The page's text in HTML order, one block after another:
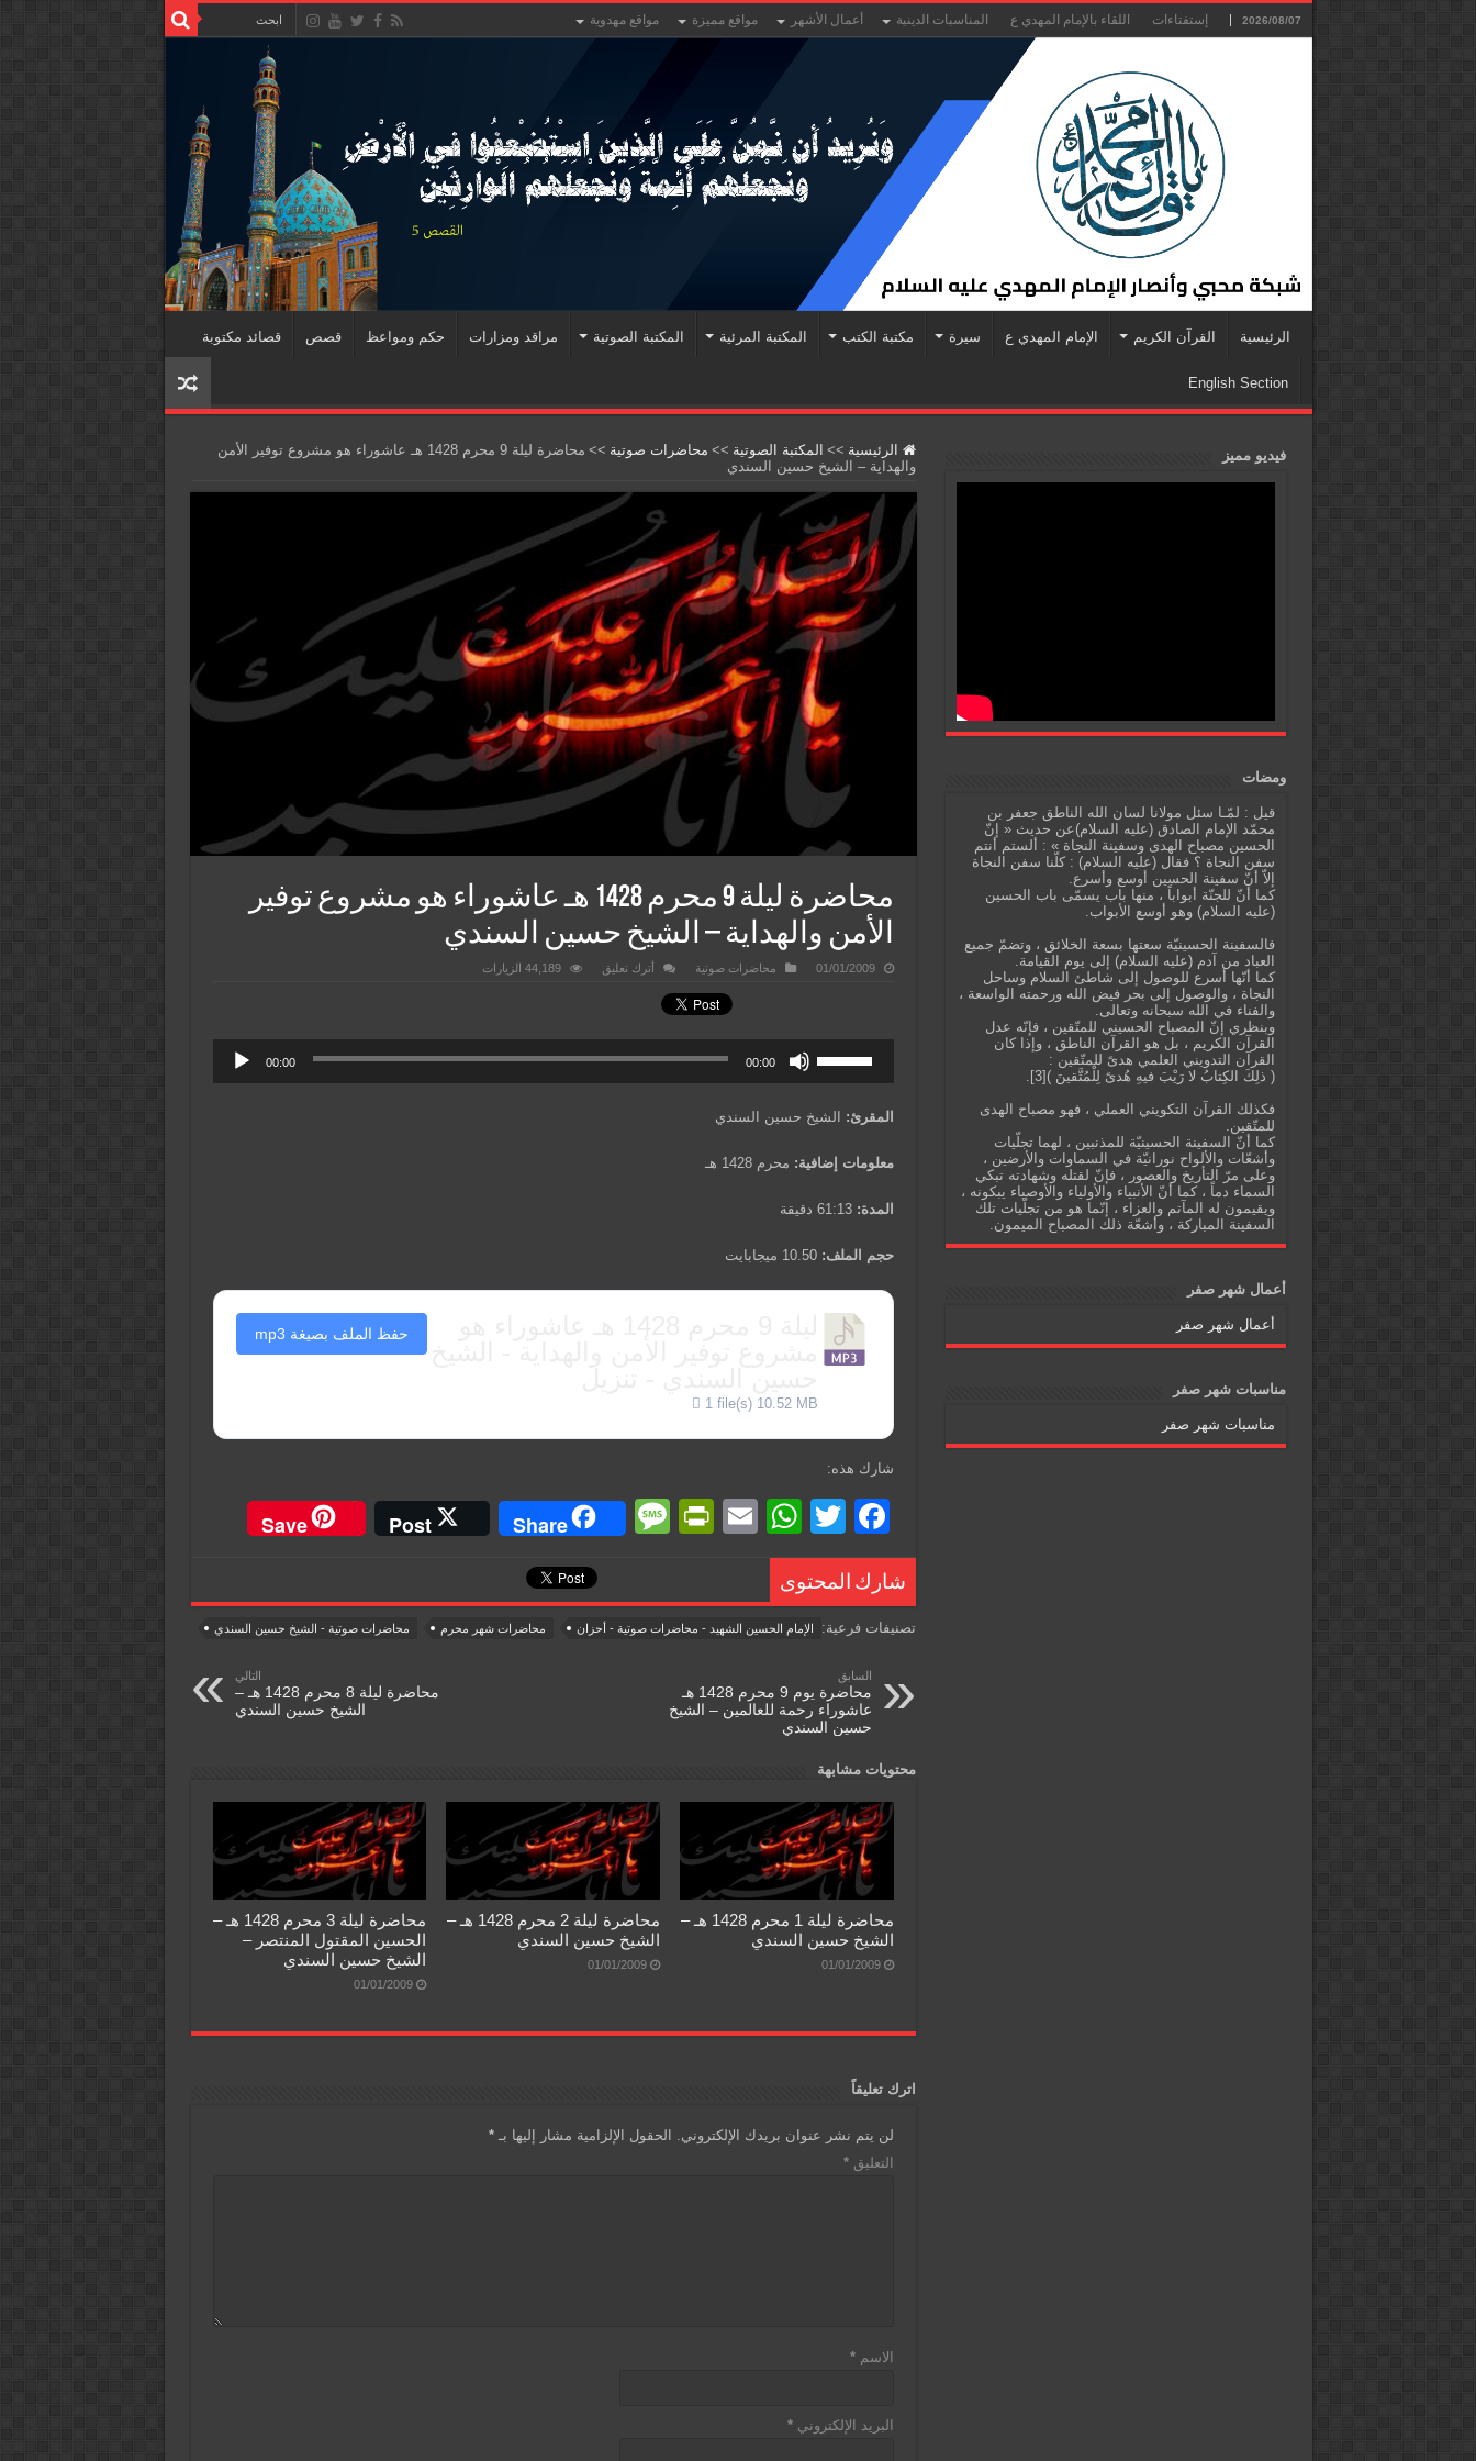
2026/08/07 إستفتاءات اللقاء بالإمام المهدي ع المناسبات الدينية أعمال الأشهر مواقع مميزة مواقع مهدوية
الرئيسية القرآن الكريم الإمام المهدي ع سيرة مكتبة الكتب المكتبة المرئية المكتبة الصوتية مراقد ومزارات حكم ومواعظ قصص قصائد مكتوبة
English Section
الرئيسية >> المكتبة الصوتية >> محاضرات صوتية >>
محاضرة ليلة 9 محرم 1428 هـ عاشوراء هو مشروع توفير الأمن
والهداية – الشيخ حسين السندي
محاضرة ليلة 9 محرم 1428 هـ عاشوراء هو مشروع توفير
الأمن والهداية – الشيخ حسين السندي
01/01/2009 محاضرات صوتية أترك تعليق 44,189 الزيارات
00:00 00:00
المقرئ: الشيخ حسين السندي
معلومات إضافية: محرم 1428 هـ
المدة: 61:13 دقيقة
حجم الملف: 10.50 ميجابايت
1 file(s) 10.52 MB
حفظ الملف بصيغة mp3
شارك هذه:
F
a
c
e
o
o
k
T
wi
tt
er
W
s
p
p
E
Pr
ri
dl
M
a
Share
Post
Save
شارك المحتوى
تصنيفات فرعية: الإمام الحسين الشهيد - محاضرات صوتية - أحزان محاضرات شهر محرم محاضرات صوتية - الشيخ حسين السندي
السابق
محاضرة يوم 9 محرم 1428 هـ
عاشوراء رحمة للعالمين – الشيخ
حسين السندي
التالي
محاضرة ليلة 8 محرم 1428 هـ –
الشيخ حسين السندي
محتويات مشابهة
محاضرة ليلة 1 محرم 1428 هـ –
الشيخ حسين السندي
01/01/2009
محاضرة ليلة 2 محرم 1428 هـ –
الشيخ حسين السندي
01/01/2009
محاضرة ليلة 3 محرم 1428 هـ –
الحسين المقتول المنتصر –
الشيخ حسين السندي
01/01/2009
اترك تعليقاً
لن يتم نشر عنوان بريدك الإلكتروني. الحقول الإلزامية مشار إليها بـ*
التعليق*
الاسم*
البريد الإلكتروني*
فيديو مميز
ومضات
قيل : لمّـا سئل مولانا لسان الله الناطق جعفر بن
محمّد الإمام الصادق (عليه السلام)عن حديث « إنّ
الحسين مصباح الهدى وسفينة النجاة » : ألستم أنتم
سفن النجاة ؟ فقال (عليه السلام) : كلّنا سفن النجاة
إلاّ أنّ سفينة الحسين أوسع وأسرع.
كما أنّ للجنّة أبواباً ، منها باب يسمّى باب الحسين
(عليه السلام) وهو أوسع الأبواب.
فالسفينة الحسينيّة سعتها بسعة الخلائق ، وتضمّ جميع
العباد من آدم (عليه السلام) إلى يوم القيامة.
كما أنّها أسرع للوصول إلى شاطئ السلام وساحل
النجاة ، والوصول إلى بحر فيض الله ورحمته الواسعة ،
والفناء في الله سبحانه وتعالى.
وبنظري إنّ المصباح الحسيني للمتّقين ، فإنّه عدل
القرآن الكريم ، بل هو القرآن الناطق ، وإذا كان
القرآن التدويني العلمي هدىً للمتّقين :
( ذلِكَ الكِتابُ لا رَيْبَ فيهِ هُدىً لِلْمُتَّقينَ )[3].
فكذلك القرآن التكويني العملي ، فهو مصباح الهدى
للمتّقين.
كما أنّ السفينة الحسينيّة للمذنبين ، لهما تجلّيات
وأشعّات والألواح نورانيّة في السماوات والأرضين ،
وعلى مرّ التأريخ والعصور ، فإنّ لقتله وشهادته تبكي
السماء دماً ، كما أنّ الأنبياء والأولياء والأوصياء يبكونه ،
ويقيمون له المآتم والعزاء ، إنّما هو من تجلّيات تلك
السفينة المباركة ، وأشعّة ذلك المصباح الميمون.
أعمال شهر صفر
أعمال شهر صفر
مناسبات شهر صفر
مناسبات شهر صفر